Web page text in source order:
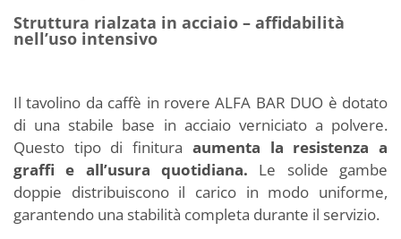
Struttura rialzata in acciaio – affidabilità
nell’uso intensivo
Il tavolino da caffè in rovere ALFA BAR DUO è dotato
di una stabile base in acciaio verniciato a polvere.
Questo tipo di finitura aumenta la resistenza a
graffi e all’usura quotidiana. Le solide gambe
doppie distribuiscono il carico in modo uniforme,
garantendo una stabilità completa durante il servizio.